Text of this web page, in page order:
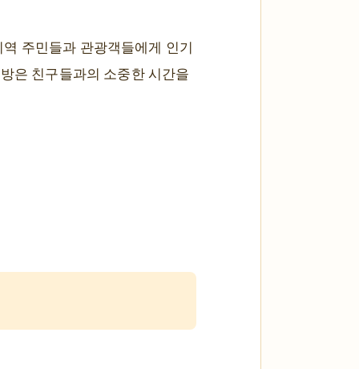
주민들과 관광객들에게 인기
은 친구들과의 소중한 시간을